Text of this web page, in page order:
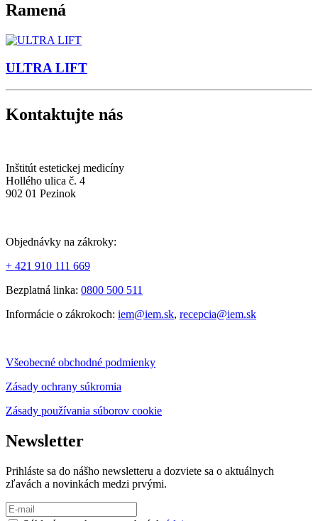
Ramená
ULTRA LIFT
Kontaktujte nás
Inštitút estetickej medicíny
Hollého ulica č. 4
902 01 Pezinok
Objednávky na zákroky:
+ 421 910 111 669
Bezplatná linka: 0800 500 511
Informácie o zákrokoch: iem@iem.sk, recepcia@iem.sk
Všeobecné obchodné podmienky
Zásady ochrany súkromia
Zásady používania súborov cookie
Newsletter
Prihláste sa do nášho newsletteru a dozviete sa o aktuálnych
zľavách a novinkách medzi prvými.